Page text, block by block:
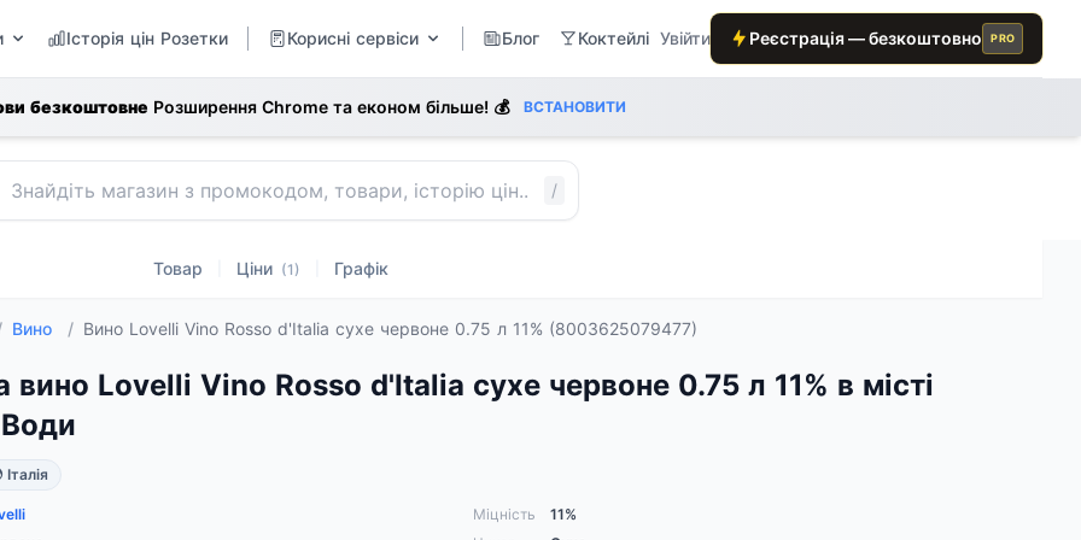
Історія цін Розетки Корисні сервіси Блог Коктейлі Увійти Реєстрація — безкоштовно PRO
безкоштовне Розширення Chrome та економ більше! 💰 ВСТАНОВИТИ
/
Товар Ціни (1) Графік
Вино / Вино Lovelli Vino Rosso d'Italia сухе червоне 0.75 л 11% (8003625079477)
вино Lovelli Vino Rosso d'Italia сухе червоне 0.75 л 11% в місті
Італія
Міцність
11%